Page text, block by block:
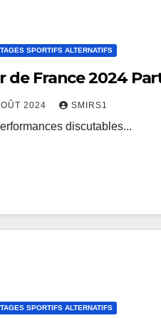
SPORTIFS ALTERNATIFS
de France 2024
2024 SMIRS1
discutables...
SPORTIFS ALTERNATIFS